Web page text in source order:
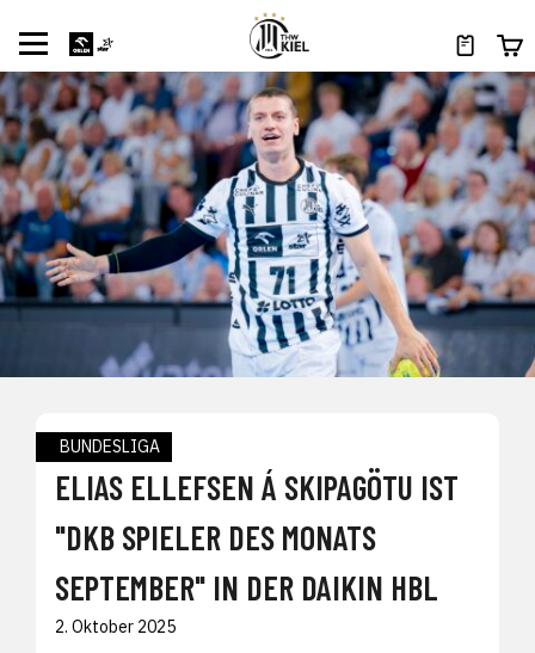
BUNDESLIGA
ELIAS ELLEFSEN Á SKIPAGÖTU IST
"DKB SPIELER DES MONATS
SEPTEMBER" IN DER DAIKIN HBL
2. Oktober 2025